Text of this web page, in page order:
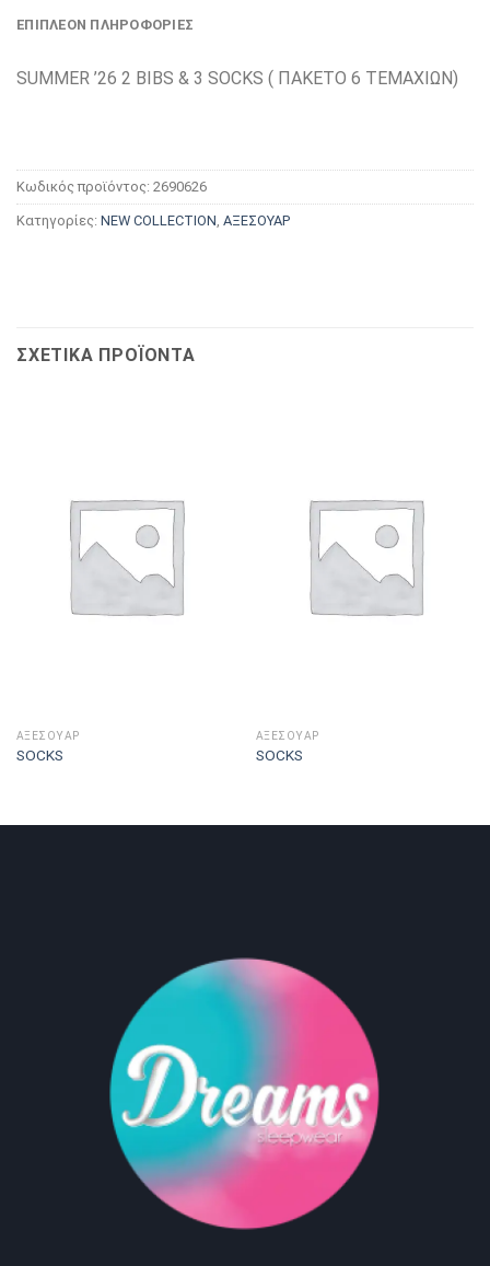
ΕΠΙΠΛΈΟΝ ΠΛΗΡΟΦΟΡΊΕΣ
SUMMER ’26 2 BIBS & 3 SOCKS ( ΠΑΚΕΤΟ 6 ΤΕΜΑΧΙΩΝ)
Κωδικός προϊόντος: 2690626
Κατηγορίες: NEW COLLECTION ΑΞΕΣΟΥΑΡ
ΣΧΕΤΙΚΆ ΠΡΟΪΌΝΤΑ
ΑΞΕΣΟΥΑΡ
SOCKS
ΑΞΕΣΟΥΑΡ
SOCKS